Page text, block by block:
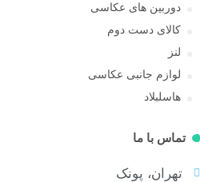
دوربین های عکاسی
کالای دست دوم
لنز
لوازم جانبی عکاسی
هاسلبلاد
تماس با ما
تهران، پونک